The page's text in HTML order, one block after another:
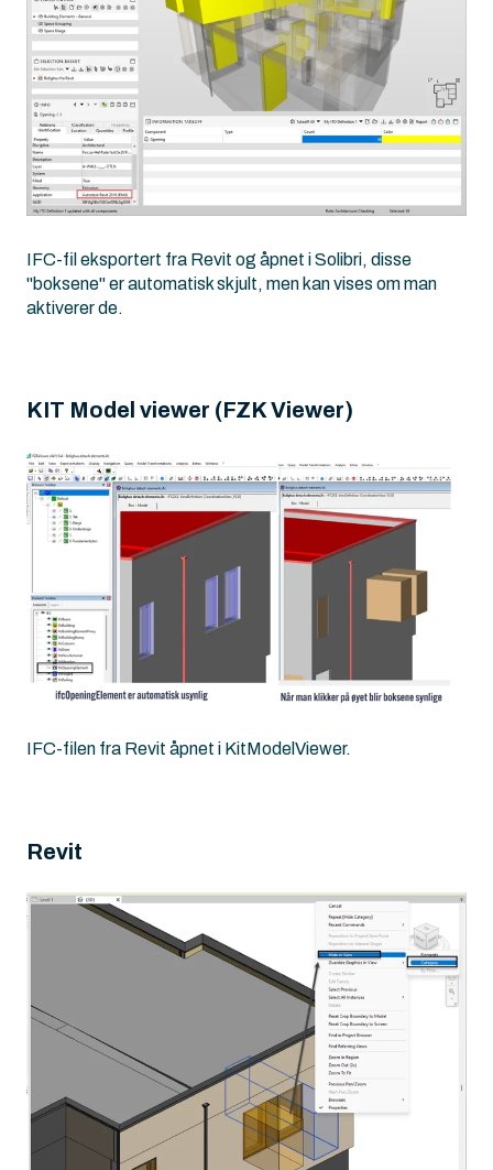
IFC-fil eksportert fra Revit og åpnet i Solibri, disse
"boksene" er automatisk skjult, men kan vises om man
aktiverer de.
KIT Model viewer (FZK Viewer)
IFC-filen fra Revit åpnet i KitModelViewer.
Revit